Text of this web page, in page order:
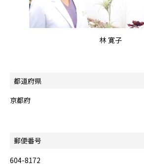
林 寛子
都道府県
京都府
郵便番号
604-8172